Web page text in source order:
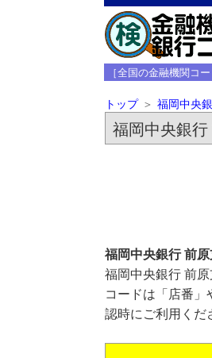
［全国の金融機関コ
トップ 福岡中央
福岡中央銀
福岡中央銀行 前
福岡中央銀行 前
コードは「店番」
認時にご利用くだ